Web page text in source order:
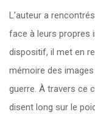
L’auteur a
face à leurs propres
dispositif, il met en
mémoire des
guerre. À travers ce
disent long sur le